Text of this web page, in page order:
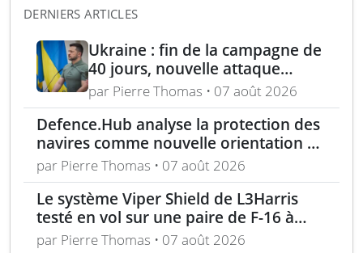
DERNIERS ARTICLES
Ukraine : fin de la campagne de
40 jours, nouvelle attaque
contre Wildberries et
élimination d’un général russe à
Moscou
par Pierre Thomas • 07 août 2026
Defence.Hub analyse la protection des
navires comme nouvelle orientation du
système MACS
par Pierre Thomas • 07 août 2026
Le système Viper Shield de L3Harris
testé en vol sur une paire de F-16 à
Edwards AFB
par Pierre Thomas • 07 août 2026